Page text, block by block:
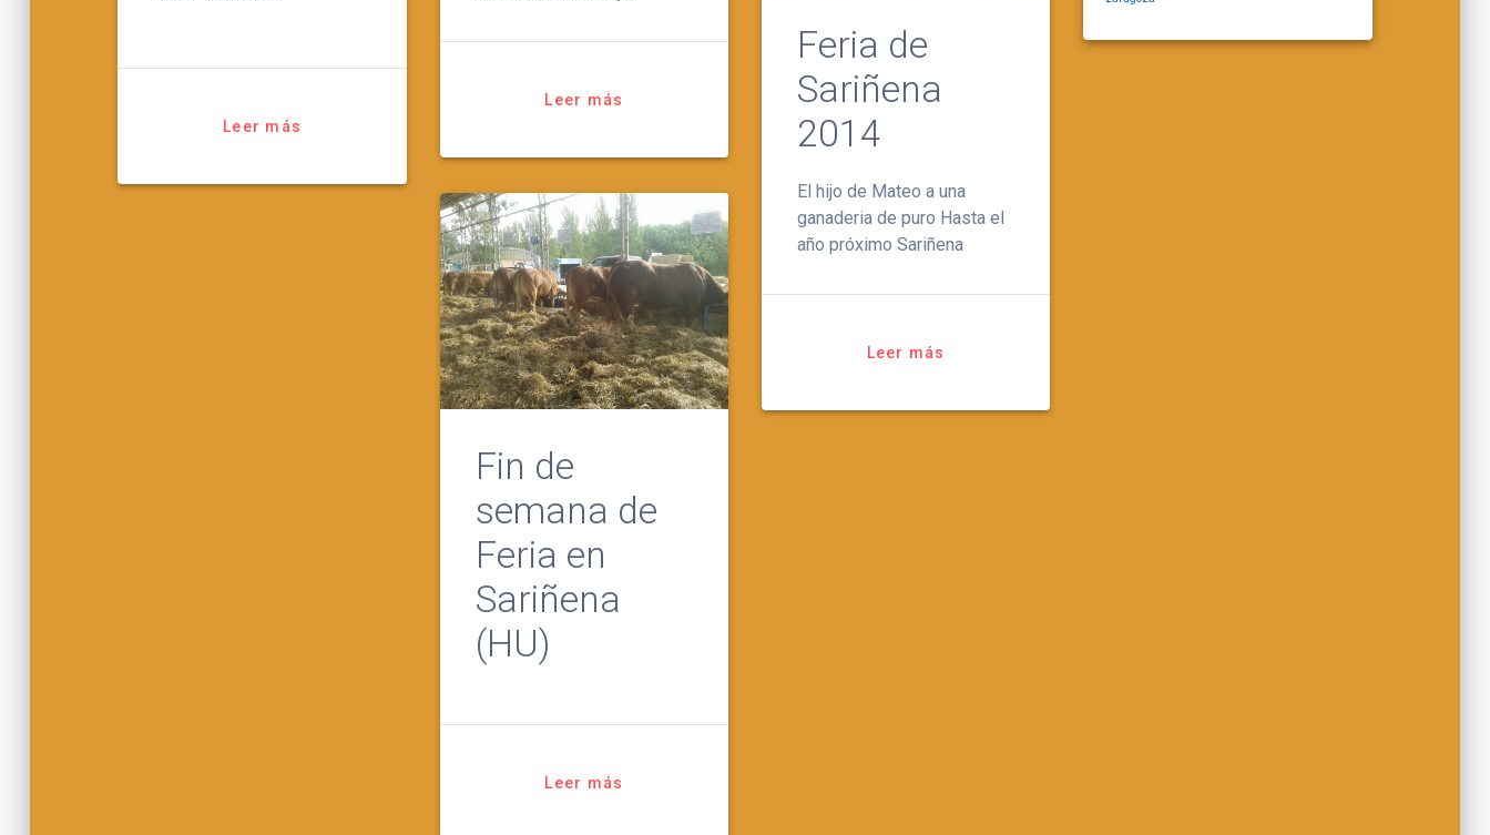
Leer más
Leer más
Feria de
Sariñena
2014
El hijo de Mateo a una
ganaderia de puro Hasta el
año próximo Sariñena
Leer más
Fin de
semana de
Feria en
Sariñena
(HU)
Leer más